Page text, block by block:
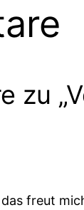
zu
freut